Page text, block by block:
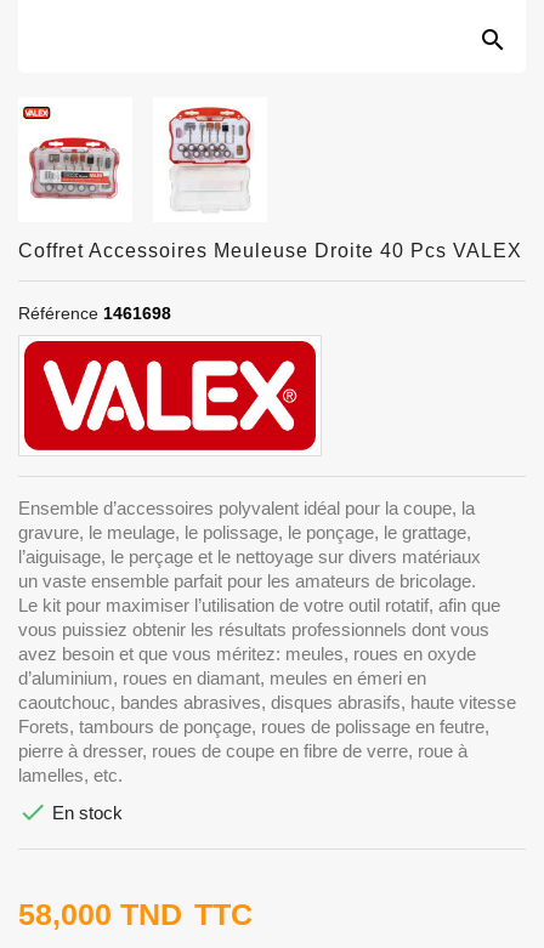
search
Coffret Accessoires Meuleuse Droite 40 Pcs VALEX
Référence 1461698
Ensemble d’accessoires polyvalent idéal pour la coupe, la
gravure, le meulage, le polissage, le ponçage, le grattage,
l’aiguisage, le perçage et le nettoyage sur divers matériaux
un vaste ensemble parfait pour les amateurs de bricolage.
Le kit pour maximiser l’utilisation de votre outil rotatif, afin que
vous puissiez obtenir les résultats professionnels dont vous
avez besoin et que vous méritez: meules, roues en oxyde
d’aluminium, roues en diamant, meules en émeri en
caoutchouc, bandes abrasives, disques abrasifs, haute vitesse
Forets, tambours de ponçage, roues de polissage en feutre,
pierre à dresser, roues de coupe en fibre de verre, roue à
lamelles, etc.
 En stock
58,000 TND TTC